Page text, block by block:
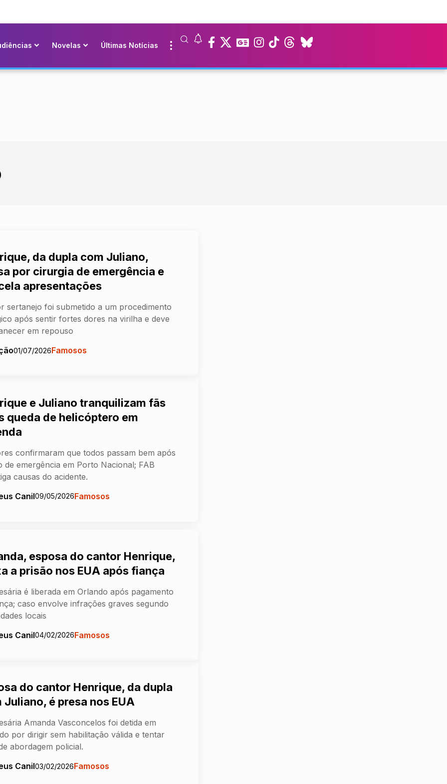
Novelas Últimas Notícias
da dupla com Juliano,
por cirurgia de emergência e
apresentações
sertanejo foi submetido a um procedimento
após sentir fortes dores na virilha e deve
em repouso
01/07/2026Famosos
e Juliano tranquilizam fãs
queda de helicóptero em
confirmaram que todos passam bem após
de emergência em Porto Nacional; FAB
causas do acidente.
Canil09/05/2026Famosos
esposa do cantor Henrique,
a prisão nos EUA após fiança
é liberada em Orlando após pagamento
caso envolve infrações graves segundo
locais
Canil04/02/2026Famosos
do cantor Henrique, da dupla
Juliano, é presa nos EUA
Amanda Vasconcelos foi detida em
por dirigir sem habilitação válida e tentar
abordagem policial.
Canil03/02/2026Famosos